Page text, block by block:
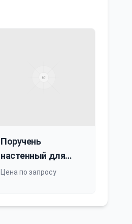
Поручень
настенный для
раковины
Цена по запросу